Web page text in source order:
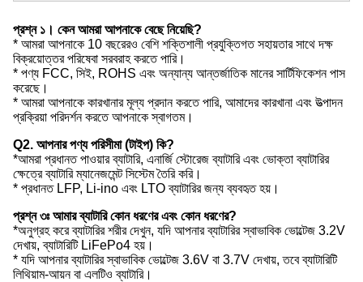
প্রশ্ন ১। কেন আমরা আপনাকে বেছে নিয়েছি?
* আমরা আপনাকে 10 বছরেরও বেশি শক্তিশালী প্রযুক্তিগত সহায়তার সাথে দক্ষ
বিক্রয়োত্তর পরিষেবা সরবরাহ করতে পারি।
* পণ্য FCC, সিই, ROHS এবং অন্যান্য আন্তর্জাতিক মানের সার্টিফিকেশন পাস
করেছে।
* আমরা আপনাকে কারখানার মূল্য প্রদান করতে পারি, আমাদের কারখানা এবং উত্পাদন
প্রক্রিয়া পরিদর্শন করতে আপনাকে স্বাগতম।
Q2. আপনার পণ্য পরিসীমা (টাইপ) কি?
*আমরা প্রধানত পাওয়ার ব্যাটারি, এনার্জি স্টোরেজ ব্যাটারি এবং ভোক্তা ব্যাটারির
ক্ষেত্রে ব্যাটারি ম্যানেজমেন্ট সিস্টেম তৈরি করি।
* প্রধানত LFP, Li-ino এবং LTO ব্যাটারির জন্য ব্যবহৃত হয়।
প্রশ্ন ৩ঃ আমার ব্যাটারি কোন ধরণের এবং কোন ধরণের?
*অনুগ্রহ করে ব্যাটারির শরীর দেখুন, যদি আপনার ব্যাটারির স্বাভাবিক ভোল্টেজ 3.2V
দেখায়, ব্যাটারিটি LiFePo4 হয়।
* যদি আপনার ব্যাটারির স্বাভাবিক ভোল্টেজ 3.6V বা 3.7V দেখায়, তবে ব্যাটারিটি
লিথিয়াম-আয়ন বা এলটিও ব্যাটারি।